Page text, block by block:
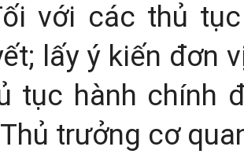
với các thủ
lấy ý kiến đơn
tục hành chính
trưởng cơ